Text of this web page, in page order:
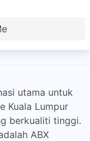
utama untuk
Kuala Lumpur
berkualiti tinggi.
ABX